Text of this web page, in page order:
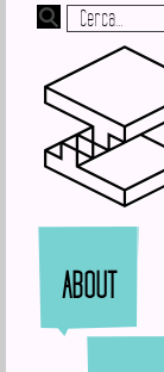
ABOUT